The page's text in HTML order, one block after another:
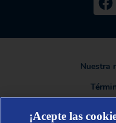
Nuestra
¡Acepte las